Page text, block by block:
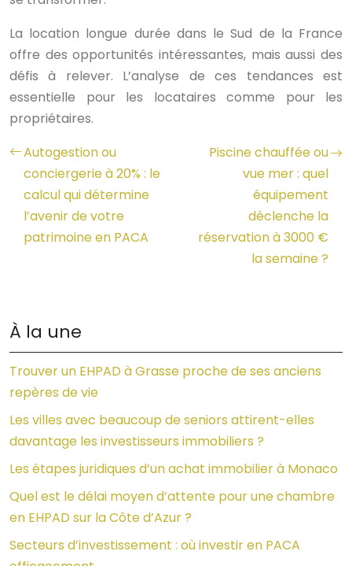
La location longue durée dans le Sud de la France
offre des opportunités intéressantes, mais aussi des
défis à relever. L’analyse de ces tendances est
essentielle pour les locataires comme pour les
propriétaires.
Autogestion ou
conciergerie à 20% : le
calcul qui détermine
l’avenir de votre
patrimoine en PACA
Piscine chauffée ou
vue mer : quel
équipement
déclenche la
réservation à 3000 €
la semaine ?
À la une
Trouver un EHPAD à Grasse proche de ses anciens
repères de vie
Les villes avec beaucoup de seniors attirent-elles
davantage les investisseurs immobiliers ?
Les étapes juridiques d’un achat immobilier à Monaco
Quel est le délai moyen d’attente pour une chambre
en EHPAD sur la Côte d’Azur ?
Secteurs d’investissement : où investir en PACA